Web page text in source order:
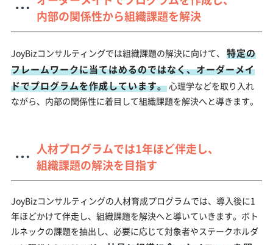
内部の関係性から組織課題を解決
JoyBizコンサルティングでは組織課題の解決に向けて、
特定の
フレームワークに当てはめるのではなく、オーダーメイ
ドでプログラムを作成しています。心理学などを取り入れ
ながら、内部の関係性に着目して組織課題を解決へと導きます。
人材プログラムでは1年ほど伴走し、
組織課題の解決を目指す
JoyBizコンサルティングの人材育成プログラムでは、導入後に1
年ほどかけて伴走し、組織課題を解決へと導いていきます。ボト
ルネックの課題を抽出し、必要に応じて対象者やステークホルダ